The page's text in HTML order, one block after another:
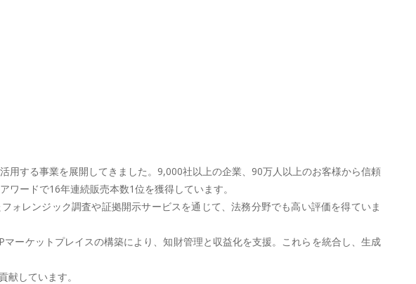
する事業を展開してきました。9,000社以上の企業、90万人以上のお客様から信頼
ードで16年連続販売本数1位を獲得しています。
レンジック調査や証拠開示サービスを通じて、法務分野でも高い評価を得ていま
ーケットプレイスの構築により、知財管理と収益化を支援。これらを統合し、生成
しています。